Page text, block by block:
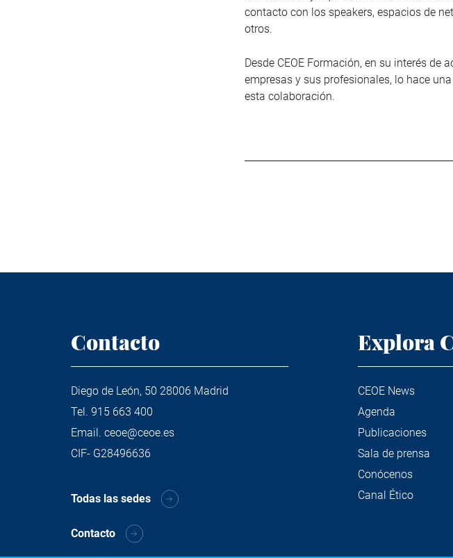
contacto con los speakers, espacios de
otros.
Desde CEOE Formación, en su interés
empresas y sus profesionales, lo hace
esta colaboración.
Contacto
Diego de León, 50 28006 Madrid
Tel. 915 663 400
Email. ceoe@ceoe.es
CIF- G28496636
Todas las sedes
Contacto
Explora
CEOE News
Agenda
Publicaciones
Sala de prensa
Conócenos
Canal Ético